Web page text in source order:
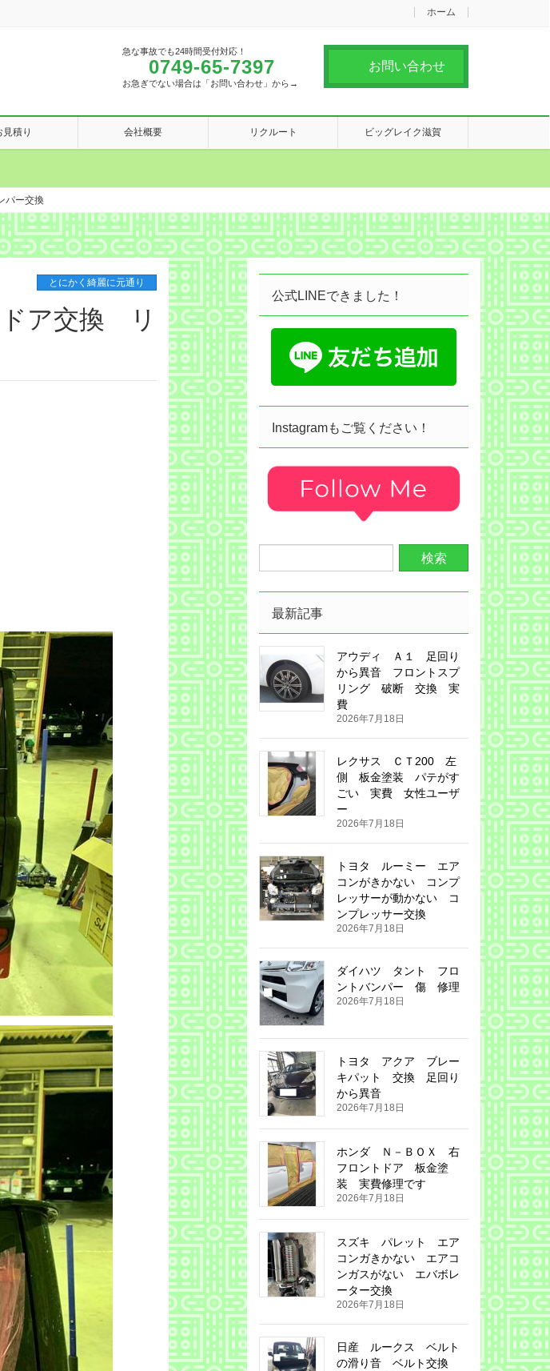
ホーム
急な事故でも24時間受付対応！
0749-65-7397
お急ぎでない場合は「お問い合わせ」から→
お問い合わせ
見積り 会社概要 リクルート ビッグレイク滋賀
ー交換
とにかく綺麗に元通り
ア交換 リ
公式LINEできました！
Instagramもご覧ください！
最新記事
アウディ Ａ１ 足回り
から異音 フロントスプ
リング 破断 交換 実
費
2026年7月18日
レクサス ＣＴ200 左
側 板金塗装 パテがす
ごい 実費 女性ユーザ
ー
2026年7月18日
トヨタ ルーミー エア
コンがきかない コンプ
レッサーが動かない コ
ンプレッサー交換
2026年7月18日
ダイハツ タント フロ
ントバンパー 傷 修理
2026年7月18日
トヨタ アクア ブレー
キパット 交換 足回り
から異音
2026年7月18日
ホンダ Ｎ－ＢＯＸ 右
フロントドア 板金塗
装 実費修理です
2026年7月18日
スズキ パレット エア
コンガきかない エアコ
ンガスがない エバボレ
ーター交換
2026年7月18日
日産 ルークス ベルト
の滑り音 ベルト交換